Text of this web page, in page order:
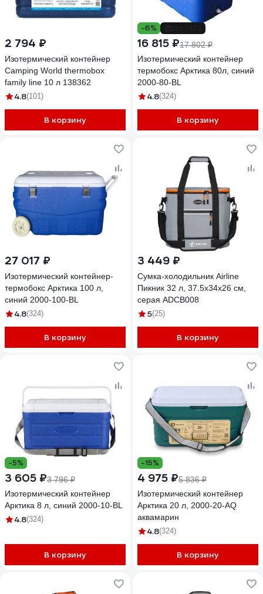
2 794 ₽
Изотермический контейнер
Camping World thermobox
family line 10 л 138362
4.8(101)
В корзину
-6%
16 815 ₽17 802 ₽
Изотермический контейнер
термобокс Арктика 80л, синий
2000-80-BL
4.8(324)
В корзину
27 017 ₽
Изотермический контейнер-
термобокс Арктика 100 л,
синий 2000-100-BL
4.8(324)
В корзину
3 449 ₽
Сумка-холодильник Airline
Пикник 32 л, 37.5х34х26 см,
серая ADCB008
5(25)
В корзину
-5%
3 605 ₽3 796 ₽
Изотермический контейнер
Арктика 8 л, синий 2000-10-BL
4.8(324)
В корзину
-15%
4 975 ₽5 836 ₽
Изотермический контейнер
Арктика 20 л, 2000-20-AQ
аквамарин
4.8(324)
В корзину